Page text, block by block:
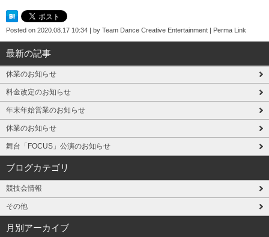
Posted on 2020.08.17 10:34 | by Team Dance Creative Entertainment | Perma Link
最新の記事
休業のお知らせ
料金改定のお知らせ
年末年始営業のお知らせ
休業のお知らせ
舞台「FOCUS」公演のお知らせ
ブログカテゴリ
競技会情報
その他
月別アーカイブ